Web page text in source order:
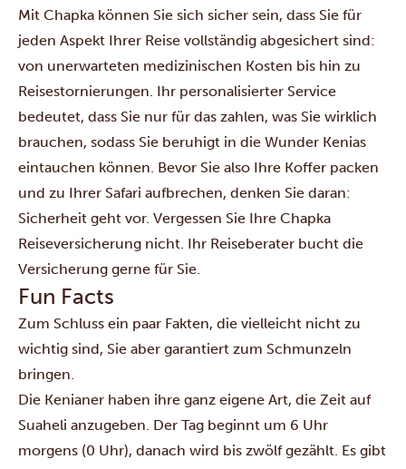
Mit Chapka können Sie sich sicher sein, dass Sie für
jeden Aspekt Ihrer Reise vollständig abgesichert sind:
von unerwarteten medizinischen Kosten bis hin zu
Reisestornierungen. Ihr personalisierter Service
bedeutet, dass Sie nur für das zahlen, was Sie wirklich
brauchen, sodass Sie beruhigt in die Wunder Kenias
eintauchen können. Bevor Sie also Ihre Koffer packen
und zu Ihrer Safari aufbrechen, denken Sie daran:
Sicherheit geht vor. Vergessen Sie Ihre Chapka
Reiseversicherung nicht. Ihr Reiseberater bucht die
Versicherung gerne für Sie.
Fun Facts
Zum Schluss ein paar Fakten, die vielleicht nicht zu
wichtig sind, Sie aber garantiert zum Schmunzeln
bringen.
Die Kenianer haben ihre ganz eigene Art, die Zeit auf
Suaheli anzugeben. Der Tag beginnt um 6 Uhr
morgens (0 Uhr), danach wird bis zwölf gezählt. Es gibt